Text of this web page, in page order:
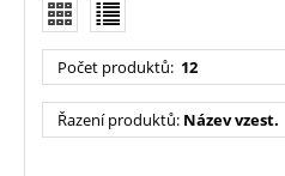
Počet produktů: 12
Řazení produktů: Název vzest.